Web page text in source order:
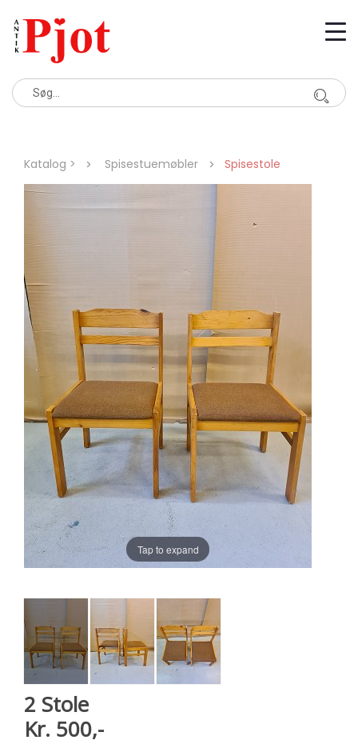
Katalog > Spisestuemøbler Spisestole
Tap to expand
2 Stole
Kr. 500,-